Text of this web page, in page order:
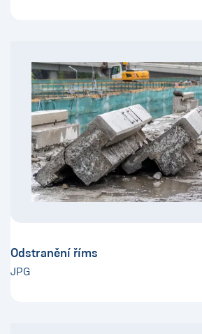
Odstranění říms
JPG